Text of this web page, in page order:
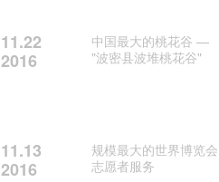
11.22
2016
中国最大的桃花谷 —
"波密县波堆桃花谷"
11.13
2016
规模最大的世界博览会
志愿者服务